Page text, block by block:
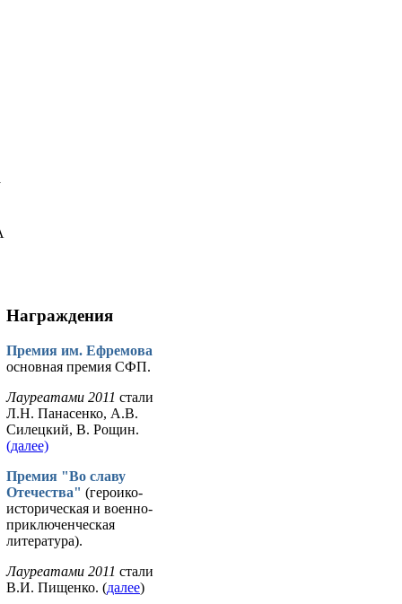
Награждения
Премия им. Ефремова
основная премия СФП.
Лауреатами 2011 стали
Л.Н. Панасенко, А.В.
Силецкий, В. Рощин.
(далее)
Премия "Во славу
Отечества" (героико-
историческая и военно-
приключенческая
литература).
Лауреатами 2011 стали
В.И. Пищенко. (далее)